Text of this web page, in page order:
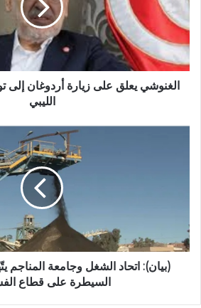
الغنوشي يعلق على زيارة أردوغان إلى
الليبي
(بيان): اتحاد الشغل وجامعة المناجم
السيطرة على قطاع